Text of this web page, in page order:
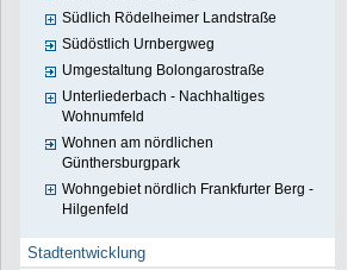
Südlich Rödelheimer Landstraße
Südöstlich Urnbergweg
Umgestaltung Bolongarostraße
Unterliederbach - Nachhaltiges
Wohnumfeld
Wohnen am nördlichen
Günthersburgpark
Wohngebiet nördlich Frankfurter Berg -
Hilgenfeld
Stadtentwicklung